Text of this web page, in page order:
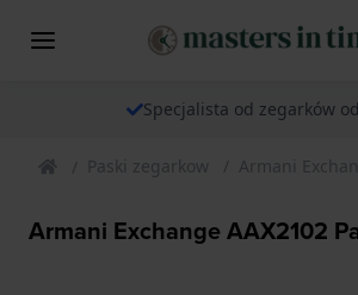
Specjalista od zegarków
Paski zegarkow Armani
Armani Exchange AAX2102